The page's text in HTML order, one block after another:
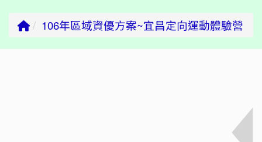
回首頁
106年區域資優方案~宜昌定向運動體驗營